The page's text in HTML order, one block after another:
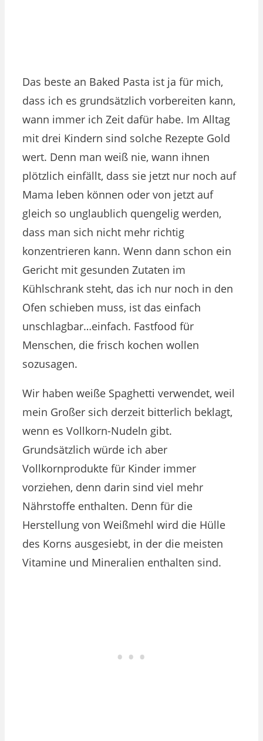
Das beste an Baked Pasta ist ja für mich,
dass ich es grundsätzlich vorbereiten kann,
wann immer ich Zeit dafür habe. Im Alltag
mit drei Kindern sind solche Rezepte Gold
wert. Denn man weiß nie, wann ihnen
plötzlich einfällt, dass sie jetzt nur noch auf
Mama leben können oder von jetzt auf
gleich so unglaublich quengelig werden,
dass man sich nicht mehr richtig
konzentrieren kann. Wenn dann schon ein
Gericht mit gesunden Zutaten im
Kühlschrank steht, das ich nur noch in den
Ofen schieben muss, ist das einfach
unschlagbar…einfach. Fastfood für
Menschen, die frisch kochen wollen
sozusagen.
Wir haben weiße Spaghetti verwendet, weil
mein Großer sich derzeit bitterlich beklagt,
wenn es Vollkorn-Nudeln gibt.
Grundsätzlich würde ich aber
Vollkornprodukte für Kinder immer
vorziehen, denn darin sind viel mehr
Nährstoffe enthalten. Denn für die
Herstellung von Weißmehl wird die Hülle
des Korns ausgesiebt, in der die meisten
Vitamine und Mineralien enthalten sind.